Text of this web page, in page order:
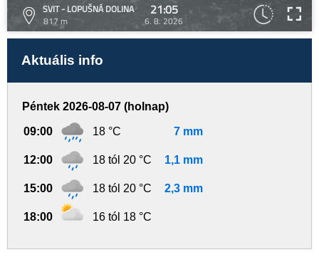
SVIT - LOPUŠNÁ DOLINA
817 m
21:05
6. 8. 2026
Aktuális info
Péntek 2026-08-07 (holnap)
09:00 18 °C 7 mm
12:00 18 tól 20 °C 1,1 mm
15:00 18 tól 20 °C 2,3 mm
18:00 16 tól 18 °C